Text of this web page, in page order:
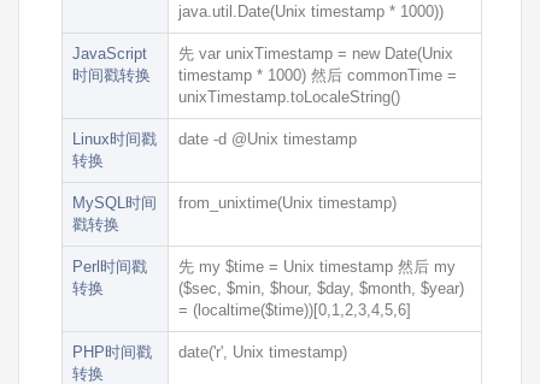
java.util.Date(Unix timestamp * 1000))
JavaScript
时间戳转换
先 var unixTimestamp = new Date(Unix
timestamp * 1000) 然后 commonTime =
unixTimestamp.toLocaleString()
Linux时间戳
转换
date -d @Unix timestamp
MySQL时间
戳转换
from_unixtime(Unix timestamp)
Perl时间戳
转换
先 my $time = Unix timestamp 然后 my
($sec, $min, $hour, $day, $month, $year)
= (localtime($time))[0,1,2,3,4,5,6]
PHP时间戳
转换
date('r', Unix timestamp)